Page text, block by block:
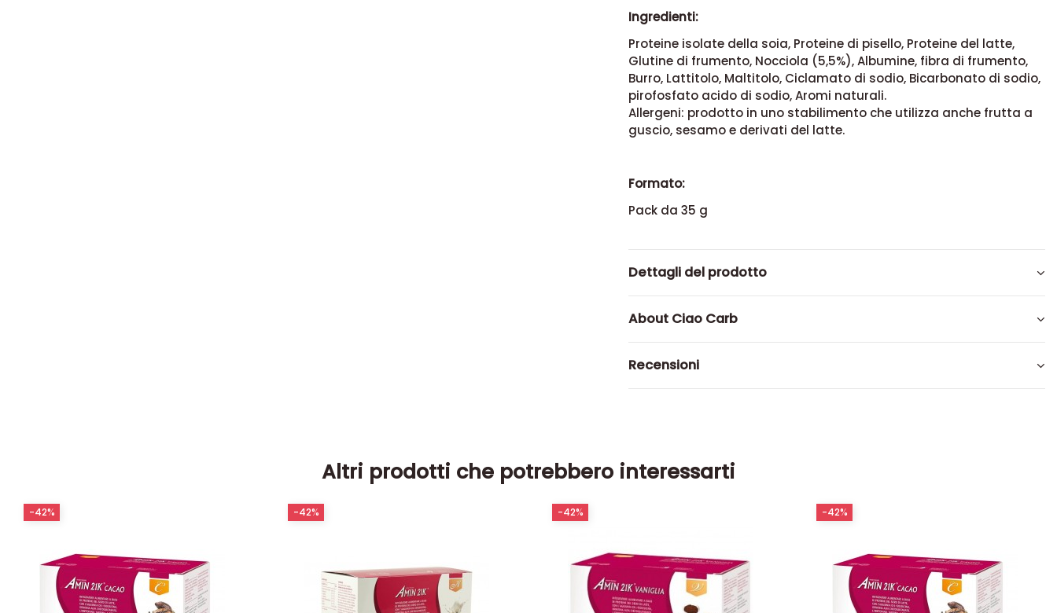
Ingredienti:
Proteine isolate della soia, Proteine di pisello, Proteine del latte,
Glutine di frumento, Nocciola (5,5%), Albumine, fibra di frumento,
Burro, Lattitolo, Maltitolo, Ciclamato di sodio, Bicarbonato di sodio,
pirofosfato acido di sodio, Aromi naturali.
Allergeni: prodotto in uno stabilimento che utilizza anche frutta a
guscio, sesamo e derivati del latte.
Formato:
Pack da 35 g
Dettagli del prodotto
About Ciao Carb
Recensioni
Altri prodotti che potrebbero interessarti
-42% -42% -42% -42%